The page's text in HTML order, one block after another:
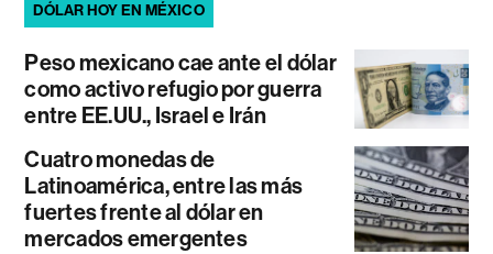
DÓLAR HOY EN MÉXICO
Peso mexicano cae ante el dólar
como activo refugio por guerra
entre EE.UU., Israel e Irán
Cuatro monedas de
Latinoamérica, entre las más
fuertes frente al dólar en
mercados emergentes